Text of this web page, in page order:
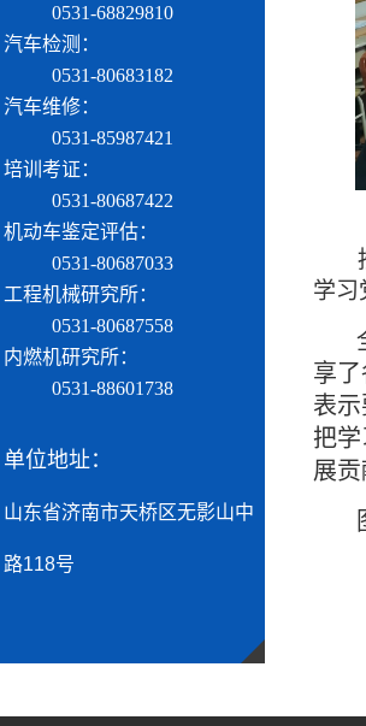
0531-68829810
汽车检测：
0531-80683182
汽车维修：
0531-85987421
培训考证：
0531-80687422
机动车鉴定评估：
0531-80687033
工程机械研究所：
0531-80687558
内燃机研究所：
0531-88601738
单位地址：
山东省济南市天桥区无影山中
路118号
学习
享
表
把
展贡